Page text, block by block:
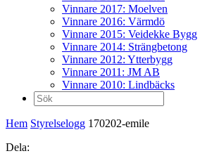
Vinnare 2017: Moelven
Vinnare 2016: Värmdö
Vinnare 2015: Veidekke Bygg
Vinnare 2014: Strängbetong
Vinnare 2012: Ytterbygg
Vinnare 2011: JM AB
Vinnare 2010: Lindbäcks
Sök
efter:
Hem Styrelselogg 170202-emile
Dela: